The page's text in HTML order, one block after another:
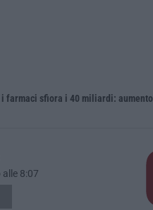
i farmaci sfiora i 40 miliardi:
8:07